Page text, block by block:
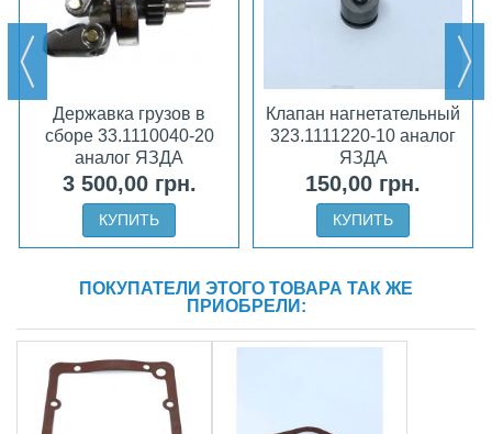
Державка грузов в
сборе 33.1110040-20
аналог ЯЗДА
3 500,00 грн.
КУПИТЬ
Клапан нагнетательный
323.1111220-10 аналог
ЯЗДА
150,00 грн.
КУПИТЬ
ПОКУПАТЕЛИ ЭТОГО ТОВАРА ТАК ЖЕ
ПРИОБРЕЛИ: